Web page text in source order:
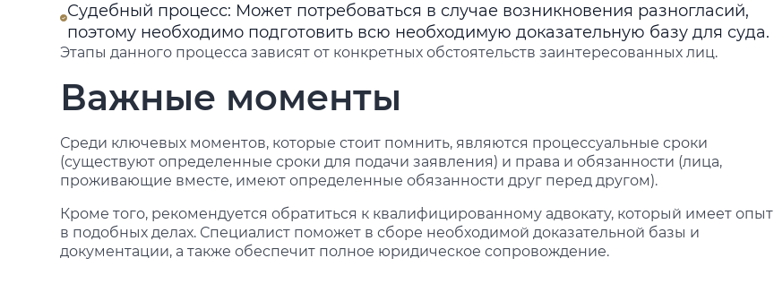
Судебный процесс: Может потребоваться в случае возникновения разногласий,
поэтому необходимо подготовить всю необходимую доказательную базу для суда.
Этапы данного процесса зависят от конкретных обстоятельств заинтересованных лиц.
Важные моменты
Среди ключевых моментов, которые стоит помнить, являются процессуальные сроки
(существуют определенные сроки для подачи заявления) и права и обязанности (лица,
проживающие вместе, имеют определенные обязанности друг перед другом).
Кроме того, рекомендуется обратиться к квалифицированному адвокату, который имеет опыт
в подобных делах. Специалист поможет в сборе необходимой доказательной базы и
документации, а также обеспечит полное юридическое сопровождение.